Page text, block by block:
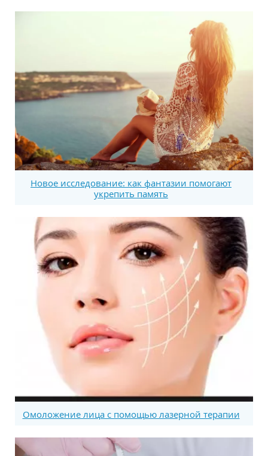
Новое исследование: как фантазии помогают
укрепить память
Омоложение лица с помощью лазерной терапии